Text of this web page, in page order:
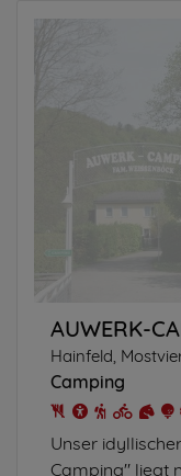
AUWERK-
Hainfeld,
Camping
Unser
Camping" liegt